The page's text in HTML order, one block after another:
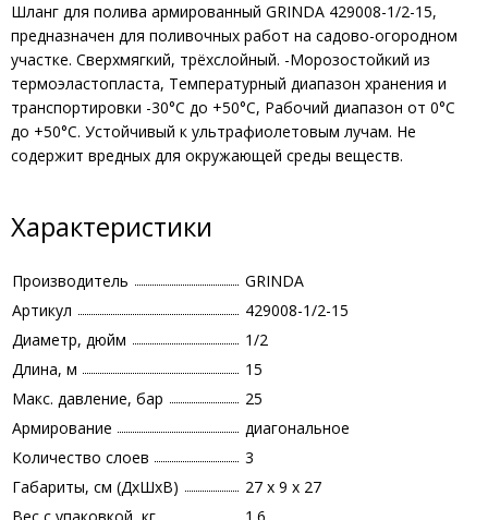
Шланг для полива армированный GRINDA 429008-1/2-15,
предназначен для поливочных работ на садово-огородном
участке. Сверхмягкий, трёхслойный. -Морозостойкий из
термоэластопласта, Температурный диапазон хранения и
транспортировки -30°С до +50°С, Рабочий диапазон от 0°С
до +50°С. Устойчивый к ультрафиолетовым лучам. Не
содержит вредных для окружающей среды веществ.
Характеристики
Производитель
GRINDA
Артикул
429008-1/2-15
Диаметр, дюйм
1/2
Длина, м
15
Макс. давление, бар
25
Армирование
диагональное
Количество слоев
3
Габариты, см (ДхШхВ)
27 х 9 х 27